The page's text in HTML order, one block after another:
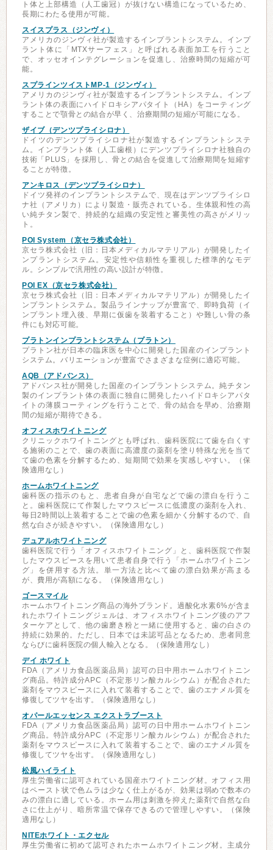
ト体と上部構造（人工歯冠）が抜けない構造になっているため、
長期にわたる使用が可能。
スイスプラス（ジンヴィ）
アメリカのジンヴィ社が製造するインプラントシステム。インプ
ラント体に「MTXサーフェス」と呼ばれる表面加工を行うこと
で、オッセオインテグレーションを促進し、治療時間の短縮が可
能。
スプラインツイストMP-1（ジンヴィ）
アメリカのジンヴィ社が製造するインプラントシステム。インプ
ラント体の表面にハイドロキシアパタイト（HA）をコーティング
することで顎骨との結合が早く、治療期間の短縮が可能になる。
ザイブ（デンツプライシロナ）
ドイツのデンツプライシロナ社が製造するインプラントシステ
ム。インプラント体（人工歯根）にデンツプライシロナ社独自の
技術「PLUS」を採用し、骨との結合を促進して治療期間を短縮す
ることが特徴。
アンキロス（デンツプライシロナ）
ドイツ発祥のインプラントシステムで、現在はデンツプライシロ
ナ社（アメリカ）により製造・販売されている。生体親和性の高
い純チタン製で、持続的な組織の安定性と審美性の高さがメリッ
ト。
POI System（京セラ株式会社）
京セラ株式会社（旧：日本メディカルマテリアル）が開発したイ
ンプラントシステム。安定性や信頼性を重視した標準的なモデ
ル。シンプルで汎用性の高い設計が特徴。
POI EX（京セラ株式会社）
京セラ株式会社（旧：日本メディカルマテリアル）が開発したイ
ンプラントシステム。製品ラインナップが豊富で、即時負荷（イ
ンプラント埋入後、早期に仮歯を装着すること）や難しい骨の条
件にも対応可能。
プラトンインプラントシステム（プラトン）
プラトン社が日本の臨床医を中心に開発した国産のインプラント
システム。バリエーションが豊富でさまざまな症例に適応可能。
AQB（アドバンス）
アドバンス社が開発した国産のインプラントシステム。純チタン
製のインプラント体の表面に独自に開発したハイドロキシアパタ
イトの薄膜コーティングを行うことで、骨の結合を早め、治療期
間の短縮が期待できる。
オフィスホワイトニング
クリニックホワイトニングとも呼ばれ、歯科医院にて歯を白くす
る施術のことで、歯の表面に高濃度の薬剤を塗り特殊な光を当て
て歯の色素を分解するため、短期間で効果を実感しやすい。（保
険適用なし）
ホームホワイトニング
歯科医の指示のもと、患者自身が自宅などで歯の漂白を行うこ
と。歯科医院にて作製したマウスピースに低濃度の薬剤を入れ、
毎日2時間以上装着することで歯の色素を細かく分解するので、自
然な白さが続きやすい。（保険適用なし）
デュアルホワイトニング
歯科医院で行う「オフィスホワイトニング」と、歯科医院で作製
したマウスピースを用いて患者自身で行う「ホームホワイトニン
グ」を併用する方法。単一方法と比べて歯の漂白効果が高まる
が、費用が高額になる。（保険適用なし）
ゴースマイル
ホームホワイトニング商品の海外ブランド。過酸化水素6%が含ま
れたホワイトニングジェルは、オフィスホワイトニング後のアフ
ターケアとして、他の歯磨き粉と一緒に使用すると、歯の白さの
持続に効果的。ただし、日本では未認可品となるため、患者同意
ならびに歯科医院の個人輸入となる。（保険適用なし）
デイ ホワイト
FDA（アメリカ食品医薬品局）認可の日中用ホームホワイトニン
グ商品。特許成分APC（不定形リン酸カルシウム）が配合された
薬剤をマウスピースに入れて装着することで、歯のエナメル質を
修復してツヤを出す。（保険適用なし）
オパールエッセンス エクストラブースト
FDA（アメリカ食品医薬品局）認可の日中用ホームホワイトニン
グ商品。特許成分APC（不定形リン酸カルシウム）が配合された
薬剤をマウスピースに入れて装着することで、歯のエナメル質を
修復してツヤを出す。（保険適用なし）
松風ハイライト
厚生労働省に認可されている国産ホワイトニング材。オフィス用
はペースト状で色ムラは少なく仕上がるが、効果は弱めで数本の
みの漂白に適している。ホーム用は刺激を抑えた薬剤で自然な白
さに仕上がり、暗所常温で保存できるので管理しやすい。（保険
適用なし）
NITEホワイト・エクセル
厚生労働省に初めて認可されたホームホワイトニング材。主成分